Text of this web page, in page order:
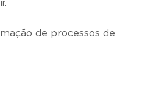
de processos de